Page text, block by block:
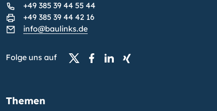
+49 385 39 44 55 44
+49 385 39 44 42 16
info@baulinks.de
Folge uns auf
Themen